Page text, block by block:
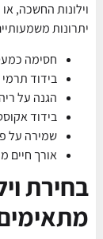
וילונות החשכה, או
יתרונות
חסימה
בידוד
הגנה על
בידוד
שמירה על
אורך חיים
בחירת